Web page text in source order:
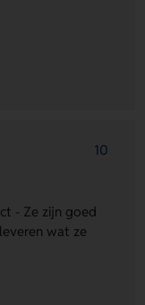
10
- Ze zijn goed
wat ze